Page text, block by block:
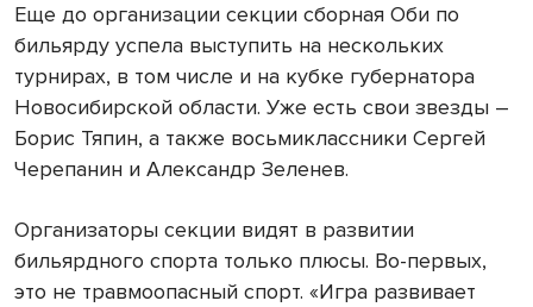
Еще до организации секции сборная Оби по
бильярду успела выступить на нескольких
турнирах, в том числе и на кубке губернатора
Новосибирской области. Уже есть свои звезды –
Борис Тяпин, а также восьмиклассники Сергей
Черепанин и Александр Зеленев.
Организаторы секции видят в развитии
бильярдного спорта только плюсы. Во-первых,
это не травмоопасный спорт. «Игра развивает